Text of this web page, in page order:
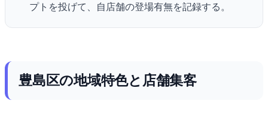
プトを投げて、自店舗の登場有無を記録する。
豊島区の地域特色と店舗集客